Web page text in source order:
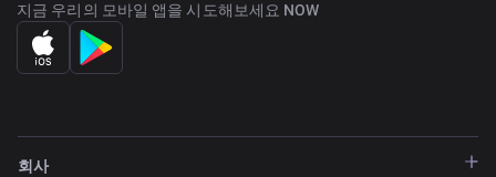
지금 우리의 모바일 앱을 시도해보세요 NOW
회사